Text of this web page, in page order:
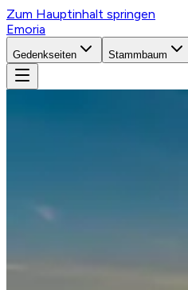
Zum Hauptinhalt springen
Emoria
Gedenkseiten Stammbaum